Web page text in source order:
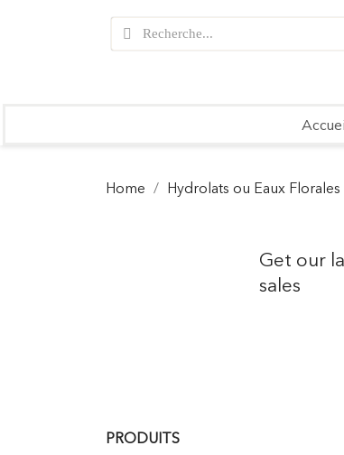
Home Hydrolats ou Eaux Florales
Get our
sales
PRODUITS